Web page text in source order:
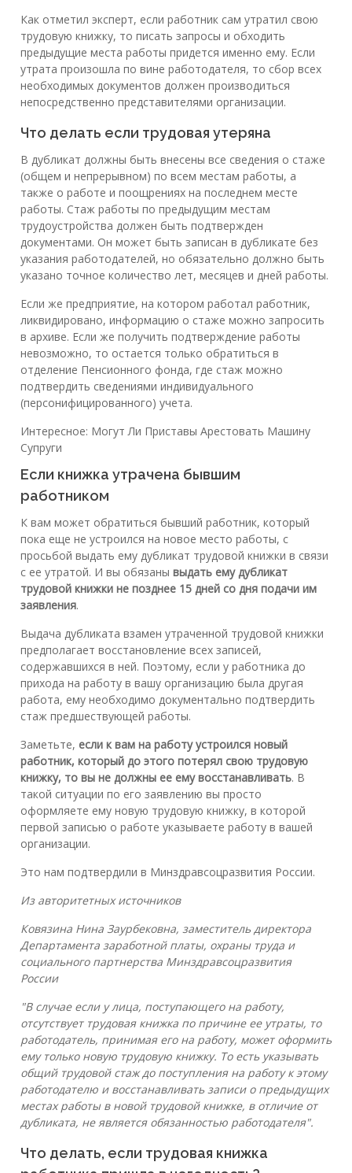
Как отметил эксперт, если работник сам утратил свою
трудовую книжку, то писать запросы и обходить
предыдущие места работы придется именно ему. Если
утрата произошла по вине работодателя, то сбор всех
необходимых документов должен производиться
непосредственно представителями организации.
Что делать если трудовая утеряна
В дубликат должны быть внесены все сведения о стаже
(общем и непрерывном) по всем местам работы, а
также о работе и поощрениях на последнем месте
работы. Стаж работы по предыдущим местам
трудоустройства должен быть подтвержден
документами. Он может быть записан в дубликате без
указания работодателей, но обязательно должно быть
указано точное количество лет, месяцев и дней работы.
Если же предприятие, на котором работал работник,
ликвидировано, информацию о стаже можно запросить
в архиве. Если же получить подтверждение работы
невозможно, то остается только обратиться в
отделение Пенсионного фонда, где стаж можно
подтвердить сведениями индивидуального
(персонифицированного) учета.
Интересное: Могут Ли Приставы Арестовать Машину
Супруги
Если книжка утрачена бывшим
работником
К вам может обратиться бывший работник, который
пока еще не устроился на новое место работы, с
просьбой выдать ему дубликат трудовой книжки в связи
с ее утратой. И вы обязаны выдать ему дубликат
трудовой книжки не позднее 15 дней со дня подачи им
заявления.
Выдача дубликата взамен утраченной трудовой книжки
предполагает восстановление всех записей,
содержавшихся в ней. Поэтому, если у работника до
прихода на работу в вашу организацию была другая
работа, ему необходимо документально подтвердить
стаж предшествующей работы.
Заметьте, если к вам на работу устроился новый
работник, который до этого потерял свою трудовую
книжку, то вы не должны ее ему восстанавливать. В
такой ситуации по его заявлению вы просто
оформляете ему новую трудовую книжку, в которой
первой записью о работе указываете работу в вашей
организации.
Это нам подтвердили в Минздравсоцразвития России.
Из авторитетных источников
Ковязина Нина Заурбековна, заместитель директора
Департамента заработной платы, охраны труда и
социального партнерства Минздравсоцразвития
России
"В случае если у лица, поступающего на работу,
отсутствует трудовая книжка по причине ее утраты, то
работодатель, принимая его на работу, может оформить
ему только новую трудовую книжку. То есть указывать
общий трудовой стаж до поступления на работу к этому
работодателю и восстанавливать записи о предыдущих
местах работы в новой трудовой книжке, в отличие от
дубликата, не является обязанностью работодателя".
Что делать, если трудовая книжка